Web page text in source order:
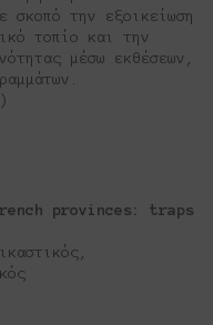
σκοπό την εξοικείωση
τοπίο και την
μέσω εκθέσεων,
provinces: traps